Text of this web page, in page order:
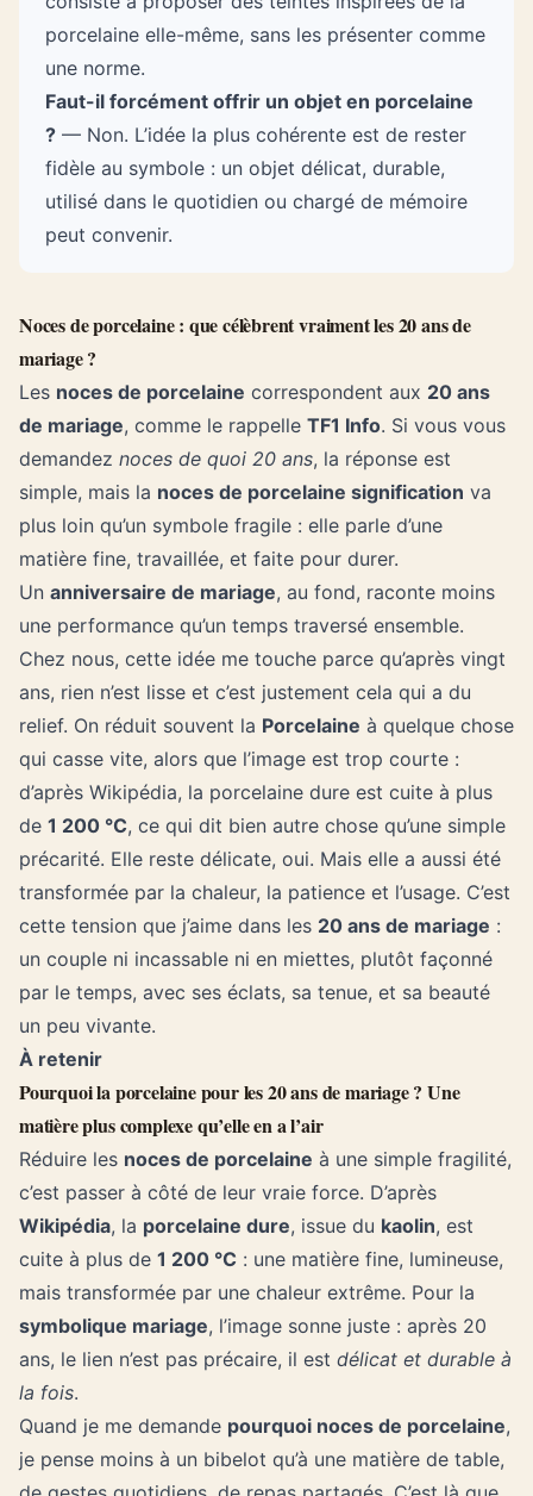
porcelaine elle-même, sans les présenter comme
une norme.
Faut-il forcément offrir un objet en porcelaine
? — Non. L’idée la plus cohérente est de rester
fidèle au symbole : un objet délicat, durable,
utilisé dans le quotidien ou chargé de mémoire
peut convenir.
Noces de porcelaine : que célèbrent vraiment les 20 ans de
mariage ?
Les noces de porcelaine correspondent aux 20 ans
de mariage, comme le rappelle TF1 Info. Si vous vous
demandez noces de quoi 20 ans, la réponse est
simple, mais la noces de porcelaine signification va
plus loin qu’un symbole fragile : elle parle d’une
matière fine, travaillée, et faite pour durer.
Un anniversaire de mariage, au fond, raconte moins
une performance qu’un temps traversé ensemble.
Chez nous, cette idée me touche parce qu’après vingt
ans, rien n’est lisse et c’est justement cela qui a du
relief. On réduit souvent la Porcelaine à quelque chose
qui casse vite, alors que l’image est trop courte :
d’après Wikipédia, la porcelaine dure est cuite à plus
de 1 200 °C, ce qui dit bien autre chose qu’une simple
précarité. Elle reste délicate, oui. Mais elle a aussi été
transformée par la chaleur, la patience et l’usage. C’est
cette tension que j’aime dans les 20 ans de mariage :
un couple ni incassable ni en miettes, plutôt façonné
par le temps, avec ses éclats, sa tenue, et sa beauté
un peu vivante.
À retenir
Pourquoi la porcelaine pour les 20 ans de mariage ? Une
matière plus complexe qu’elle en a l’air
Réduire les noces de porcelaine à une simple fragilité,
c’est passer à côté de leur vraie force. D’après
Wikipédia, la porcelaine dure, issue du kaolin, est
cuite à plus de 1 200 °C : une matière fine, lumineuse,
mais transformée par une chaleur extrême. Pour la
symbolique mariage, l’image sonne juste : après 20
ans, le lien n’est pas précaire, il est délicat et durable à
la fois.
Quand je me demande pourquoi noces de porcelaine,
je pense moins à un bibelot qu’à une matière de table,